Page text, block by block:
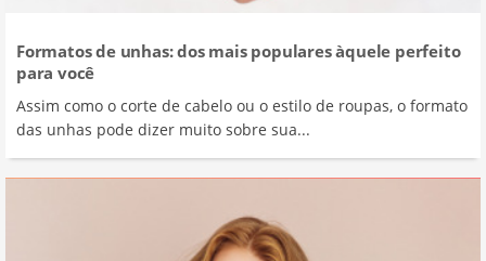
Formatos de unhas: dos mais populares àquele perfeito
para você
Assim como o corte de cabelo ou o estilo de roupas, o formato
das unhas pode dizer muito sobre sua...